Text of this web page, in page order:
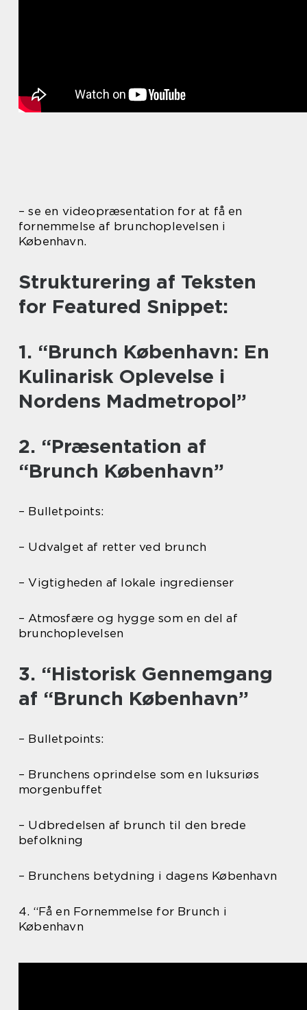
– se en videopræsentation for at få en
fornemmelse af brunchoplevelsen i
København.
Strukturering af Teksten
for Featured Snippet:
1. “Brunch København: En
Kulinarisk Oplevelse i
Nordens Madmetropol”
2. “Præsentation af
“Brunch København”
– Bulletpoints:
– Udvalget af retter ved brunch
– Vigtigheden af lokale ingredienser
– Atmosfære og hygge som en del af
brunchoplevelsen
3. “Historisk Gennemgang
af “Brunch København”
– Bulletpoints:
– Brunchens oprindelse som en luksuriøs
morgenbuffet
– Udbredelsen af brunch til den brede
befolkning
– Brunchens betydning i dagens København
4. “Få en Fornemmelse for Brunch i
København